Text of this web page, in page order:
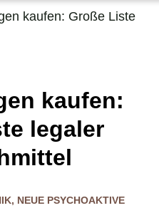
kaufen: Große Liste
kaufen:
legaler
, NEUE PSYCHOAKTIVE